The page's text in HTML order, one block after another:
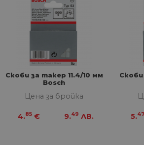
Скоби за такер 11.4/10 мм
Bosch
Цена за бройка
4.85 € 9.49 ЛВ.
Скоби
5.47